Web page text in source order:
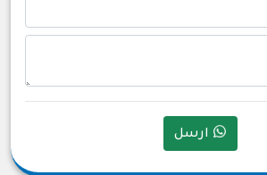
ارسل